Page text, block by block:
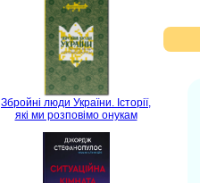
Збройні люди України. Історії,
які ми розповімо онукам